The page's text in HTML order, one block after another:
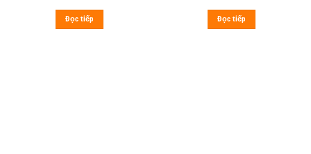
Đọc tiếp Đọc tiếp